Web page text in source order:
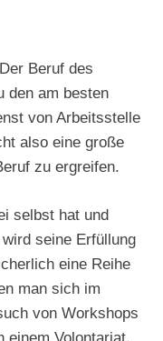
Beruf des
den am besten
von Arbeitsstelle
also eine große
zu ergreifen.
selbst hat und
seine Erfüllung
eine Reihe
man sich im
von Workshops
einem Volontariat,